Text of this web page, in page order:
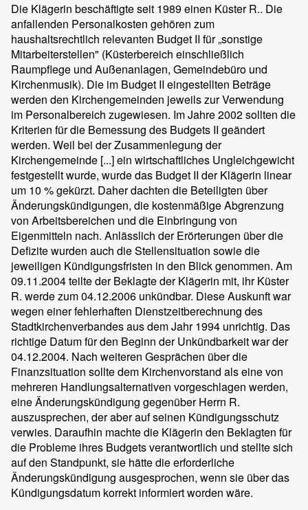
Die Klägerin beschäftigte seit 1989 einen Küster R.. Die
anfallenden Personalkosten gehören zum
haushaltsrechtlich relevanten Budget II für „sonstige
Mitarbeiterstellen" (Küsterbereich einschließlich
Raumpflege und Außenanlagen, Gemeindebüro und
Kirchenmusik). Die im Budget II eingestellten Beträge
werden den Kirchengemeinden jeweils zur Verwendung
im Personalbereich zugewiesen. Im Jahre 2002 sollten die
Kriterien für die Bemessung des Budgets II geändert
werden. Weil bei der Zusammenlegung der
Kirchengemeinde [...] ein wirtschaftliches Ungleichgewicht
festgestellt wurde, wurde das Budget II der Klägerin linear
um 10 % gekürzt. Daher dachten die Beteiligten über
Änderungskündigungen, die kostenmäßige Abgrenzung
von Arbeitsbereichen und die Einbringung von
Eigenmitteln nach. Anlässlich der Erörterungen über die
Defizite wurden auch die Stellensituation sowie die
jeweiligen Kündigungsfristen in den Blick genommen. Am
09.11.2004 teilte der Beklagte der Klägerin mit, ihr Küster
R. werde zum 04.12.2006 unkündbar. Diese Auskunft war
wegen einer fehlerhaften Dienstzeitberechnung des
Stadtkirchenverbandes aus dem Jahr 1994 unrichtig. Das
richtige Datum für den Beginn der Unkündbarkeit war der
04.12.2004. Nach weiteren Gesprächen über die
Finanzsituation sollte dem Kirchenvorstand als eine von
mehreren Handlungsalternativen vorgeschlagen werden,
eine Änderungskündigung gegenüber Herrn R.
auszusprechen, der aber auf seinen Kündigungsschutz
verwies. Daraufhin machte die Klägerin den Beklagten für
die Probleme ihres Budgets verantwortlich und stellte sich
auf den Standpunkt, sie hätte die erforderliche
Änderungskündigung ausgesprochen, wenn sie über das
Kündigungsdatum korrekt informiert worden wäre.